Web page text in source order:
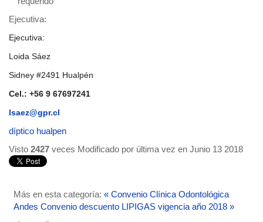
Ejecutiva:
Ejecutiva:
Loida Sáez
Sidney #2491 Hualpén
Cel.: +56 9 67697241
lsaez@gpr.cl
díptico hualpen
Visto 2427 veces Modificado por última vez en Junio 13 2018
Más en esta categoría: « Convenio Clínica Odontológica
Andes Convenio descuento LIPIGAS vigencia año 2018 »